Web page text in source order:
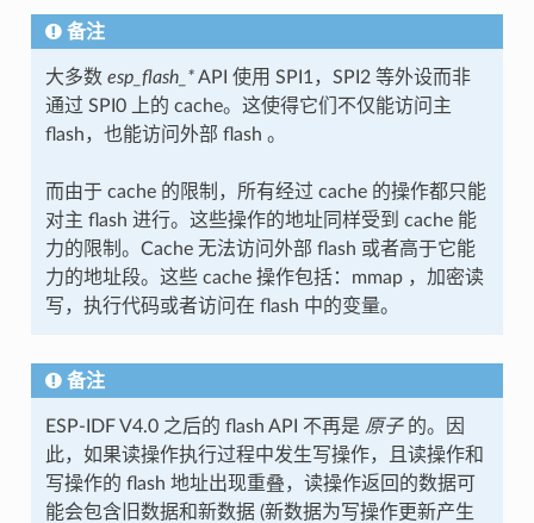
备注
大多数 esp_flash_*API 使用 SPI1，SPI2 等外设而非
通过 SPI0 上的 cache。这使得它们不仅能访问主
flash，也能访问外部 flash 。
而由于 cache 的限制，所有经过 cache 的操作都只能
对主 flash 进行。这些操作的地址同样受到 cache 能
力的限制。Cache 无法访问外部 flash 或者高于它能
力的地址段。这些 cache 操作包括：mmap ，加密读
写，执行代码或者访问在 flash 中的变量。
备注
ESP-IDF V4.0 之后的 flash API 不再是 原子的。因
此，如果读操作执行过程中发生写操作，且读操作和
写操作的 flash 地址出现重叠，读操作返回的数据可
能会包含旧数据和新数据 (新数据为写操作更新产生